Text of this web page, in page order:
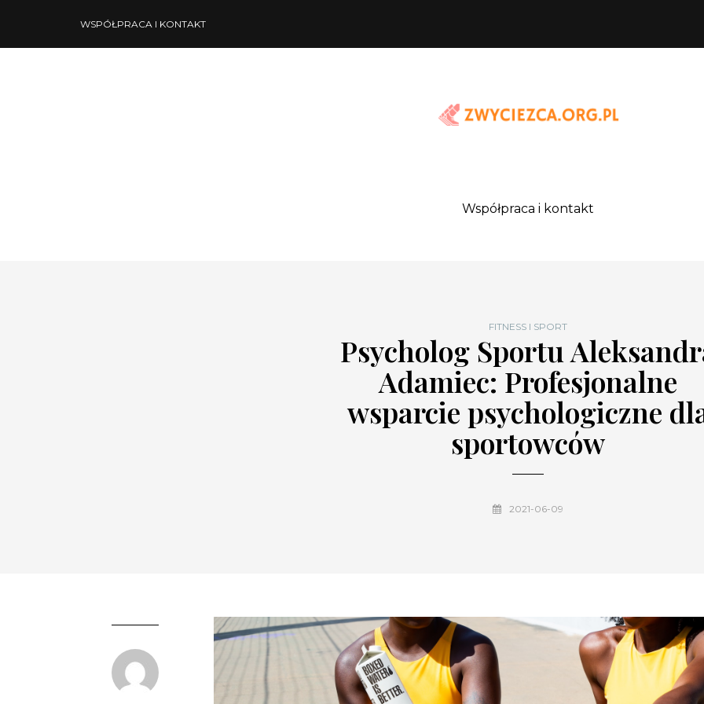
WSPÓŁPRACA I KONTAKT
Współpraca i kontakt
FITNESS I SPORT
Psycholog Sportu
Adamiec: Profesjonalne
wsparcie psychologiczne
sportowców
2021-06-09